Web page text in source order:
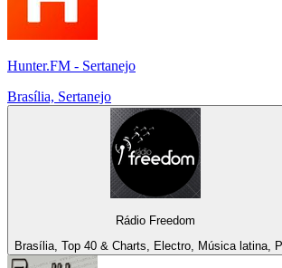
Hunter.FM - Sertanejo
Brasília, Sertanejo
Rádio Freedom
Brasília, Top 40 & Charts, Electro, Música latina,